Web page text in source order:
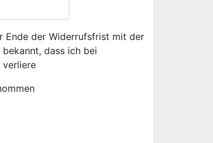
Ende der Widerrufsfrist mit der
dass ich bei
verliere